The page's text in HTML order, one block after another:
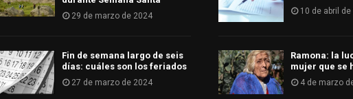
29 de marzo de 2024
Fin de semana largo de seis
días: cuáles son los feriados
27 de marzo de 2024
10 de abril
Ramona: la
mujer que se
4 de marzo